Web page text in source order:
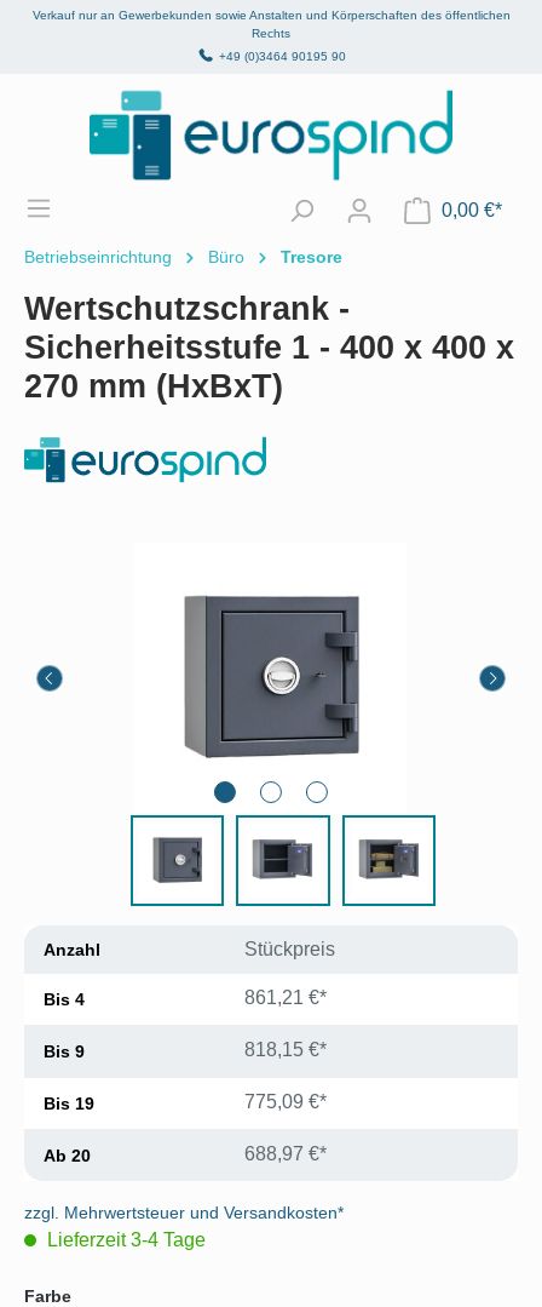
springen
Verkauf nur an Gewerbekunden sowie Anstalten und Körperschaften des öffentlichen
Rechts
+49 (0)3464 90195 90
0,00 €*
Betriebseinrichtung Büro Tresore
Wertschutzschrank -
Sicherheitsstufe 1 - 400 x 400 x
270 mm (HxBxT)
Anzahl Stückpreis
Bis 4 861,21 €*
Bis 9 818,15 €*
Bis 19 775,09 €*
Ab 20 688,97 €*
zzgl. Mehrwertsteuer und Versandkosten*
Lieferzeit 3-4 Tage
Farbeauswählen